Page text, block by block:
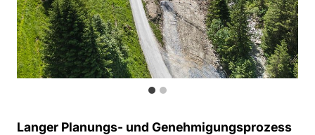
Langer Planungs- und Genehmigungsprozess